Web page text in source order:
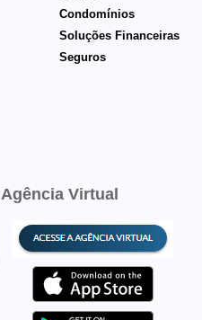
Condomínios
Soluções Financeiras
Seguros
Agência Virtual